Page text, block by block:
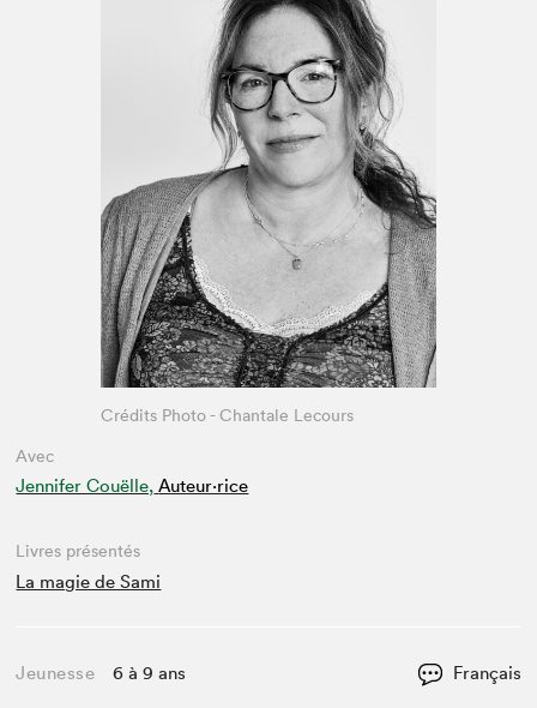
Avec
Jennifer Couëlle, Auteur·rice
Crédits Photo - Chantale Lecours
Livres présentés
La magie de Sami
Jeunesse 6 à 9 ans Français